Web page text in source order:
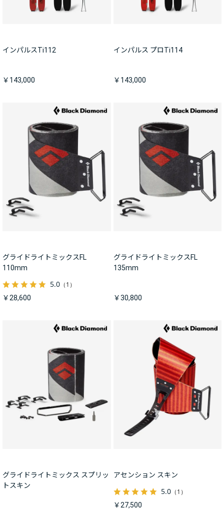
インパルスTi112
￥143,000
インパルス プロTi114
￥143,000
グライドライトミックスFL
110mm
5.0 （1）
￥28,600
グライドライトミックスFL
135mm
￥30,800
グライドライトミックス スプリッ
トスキン
アセンション スキン
5.0（1）
￥27,500